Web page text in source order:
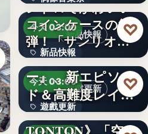
47
弾…
新品快報
今天 03:00
新品快報
400
レトロでかわいい
コインケースの第2
弾！「サンリオキ
ャラク…
♡
遊戲更新
今天 03:00
遊戲更新
文字
『ソウルワーカ
ー』、新エピソー
ド＆高難度レイド
を実装！新…
♡
《豚丼屋